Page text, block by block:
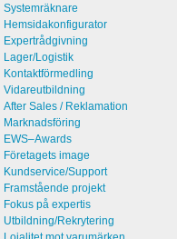
Systemräknare
Hemsidakonfigurator
Expertrådgivning
Lager/Logistik
Kontaktförmedling
Vidareutbildning
After Sales / Reklamation
Marknadsföring
EWS–Awards
Företagets image
Kundservice/Support
Framstående projekt
Fokus på expertis
Utbildning/Rekrytering